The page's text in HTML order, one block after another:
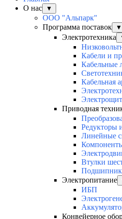
О нас
▼
ООО "Альпарк"
Программа поставок
▼
Электротехника
Кабели и
Кабельные
Кабельная
Приводная
Редукторы
Линейные
Втулки
Электропитание
ИБП
Конвейерное